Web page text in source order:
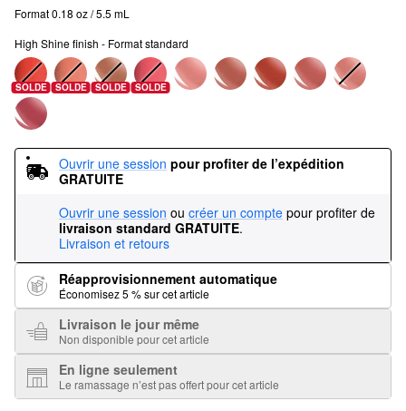
Format 0.18 oz / 5.5 mL
High Shine finish - Format standard
SOLDE SOLDE SOLDE SOLDE
Ouvrir une session pour profiter de l’expédition
GRATUITE
Ouvrir une session ou créer un compte pour profiter de
livraison standard GRATUITE.
Livraison et retours
Réapprovisionnement automatique
Économisez 5 % sur cet article
Livraison le jour même
Non disponible pour cet article
En ligne seulement
Le ramassage n’est pas offert pour cet article